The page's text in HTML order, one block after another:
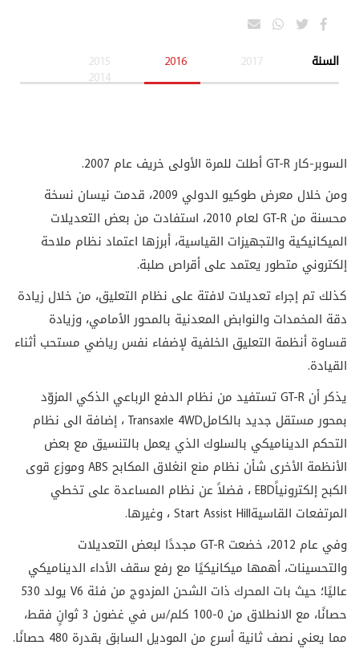
السنة 2017
2016
2015
2014
السوبر-كارGT-Rأطلت للمرة الأولى خريف عام 2007.
ومن خلال معرض طوكيو الدولي 2009، قدمت نيسان نسخة
محسنة من GT-R
لعام 2010، استفادت من بعض التعديلات
الميكانيكية والتجهيزات القياسية، أبرزها اعتماد نظام ملاحة
إلكتروني متطور يعتمد على أقراص صلبة.
كذلك تم إجراء تعديلات لافتة على نظام التعليق، من خلال زيادة
دقة المخمدات والنوابض المعدنية بالمحور الأمامي، وزيادة
قساوة أنظمة التعليق الخلفية لإضفاء نفس رياضي مستحب أثناء
القيادة.
يذكر أن GT-Rتستفيد من نظام الدفع الرباعي الذكي المزوّد
بمحور مستقل جديد بالكاملTransaxle 4WD، إضافة الى نظام
التحكم الديناميكي بالسلوك الذي يعمل بالتنسيق مع بعض
الأنظمة الأخرى شأن نظام منع انغلاق المكابح ABSوموزع قوى
الكبح إلكترونياًEBD، فضلاً عن نظام المساعدة على تخطي
المرتفعات القاسيةStart Assist Hill، وغيرها.
وفي عام 2012، خضعت
GT-R مجددًا لبعض التعديلات
والتحسينات، أهمها ميكانيكيًا مع رفع سقف الأداء الديناميكي
عاليًا؛ حيث بات المحرك ذات الشحن المزدوج من فئة V6
يولد 530
حصانًا، مع الانطلاق من 0-100 كلم/س في غضون 3 ثوانٍ فقط،
مما يعني نصف ثانية أسرع من الموديل السابق بقدرة 480 حصانًا.